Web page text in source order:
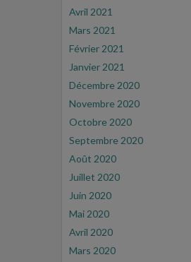
Avril 2021
Mars 2021
Février 2021
Janvier 2021
Décembre 2020
Novembre 2020
Octobre 2020
Septembre 2020
Août 2020
Juillet 2020
Juin 2020
Mai 2020
Avril 2020
Mars 2020